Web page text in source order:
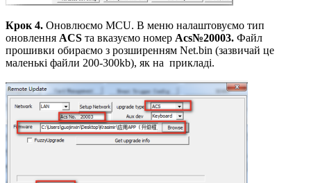
Крок 4. Оновлюємо MCU. В меню налаштовуємо тип
оновлення ACS та вказуємо номер Acs№20003. Файл
прошивки обираємо з розширенням Net.bin (зазвичай це
маленькі файли 200-300kb), як на прикладі.